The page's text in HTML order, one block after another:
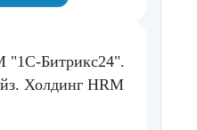
"1С-Битрикс24".
Холдинг HRM